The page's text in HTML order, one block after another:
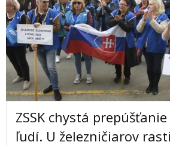
ZSSK chystá
ľudí. U železničiarov